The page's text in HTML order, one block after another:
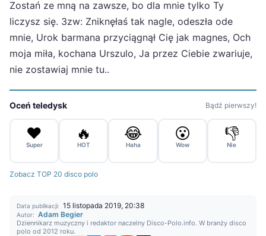
Zostań ze mną na zawsze, bo dla mnie tylko Ty
liczysz się. 3zw: Zniknęłaś tak nagle, odeszła ode
mnie, Urok barmana przyciągnął Cię jak magnes, Och
moja miła, kochana Urszulo, Ja przez Ciebie zwariuje,
nie zostawiaj mnie tu..
Oceń teledysk Bądź pierwszy!
❤️
Super
🔥
HOT
😂
Haha
😮
Wow
👎
Nie
Zobacz TOP 20 disco polo
Data publikacji: 15 listopada 2019, 20:38
Autor: Adam Begier
Dziennikarz muzyczny i redaktor naczelny Disco-Polo.info. W branży disco
polo od 2012 roku.